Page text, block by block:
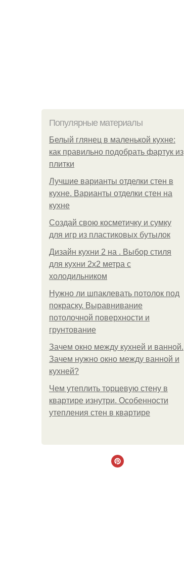
Популярные материалы
Белый глянец в маленькой кухне:
как правильно подобрать фартук из
плитки
Лучшие варианты отделки стен в
кухне. Варианты отделки стен на
кухне
Создай свою косметичку и сумку
для игр из пластиковых бутылок
Дизайн кухни 2 на . Выбор стиля
для кухни 2х2 метра с
холодильником
Нужно ли шпаклевать потолок под
покраску. Выравнивание
потолочной поверхности и
грунтование
Зачем окно между кухней и ванной.
Зачем нужно окно между ванной и
кухней?
Чем утеплить торцевую стену в
квартире изнутри. Особенности
утепления стен в квартире